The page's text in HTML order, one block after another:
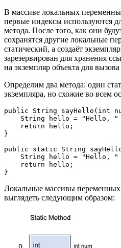
В массиве локальных
первые индексы используются
метода. После того, как они
сохранятся другие локальные
статический, а создаёт
зарезервирован для хранения
на экземпляр объекта для
Определим два метода: один
экземпляра, но схожие во всем
public String sayHello(int
}
public static String
}
Локальные массивы переменных
выглядеть следующим образом: